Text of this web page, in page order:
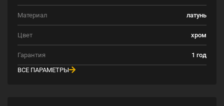
Материал латунь
Цвет хром
Гарантия
1 год
ВСЕ ПАРАМЕТРЫ